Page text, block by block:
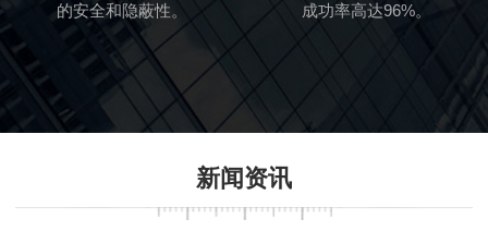
的安全和隐蔽性。
成功率高达96%。
新闻资讯